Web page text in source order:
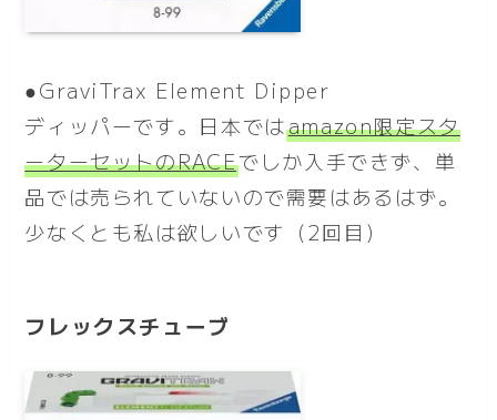
●GraviTrax Element Dipper
ディッパーです。日本ではamazon限定スタ
ーターセットのRACEでしか入手できず、単
品では売られていないので需要はあるはず。
少なくとも私は欲しいです（2回目）
フレックスチューブ